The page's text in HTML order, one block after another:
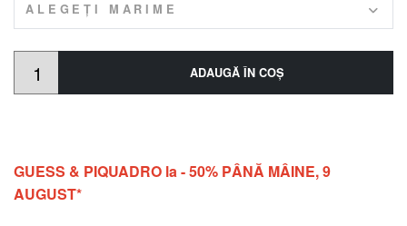
ALEGEȚI MARIME
ADAUGĂ ÎN COŞ
GUESS & PIQUADRO la - 50% PÂNĂ MÂINE, 9
AUGUST*